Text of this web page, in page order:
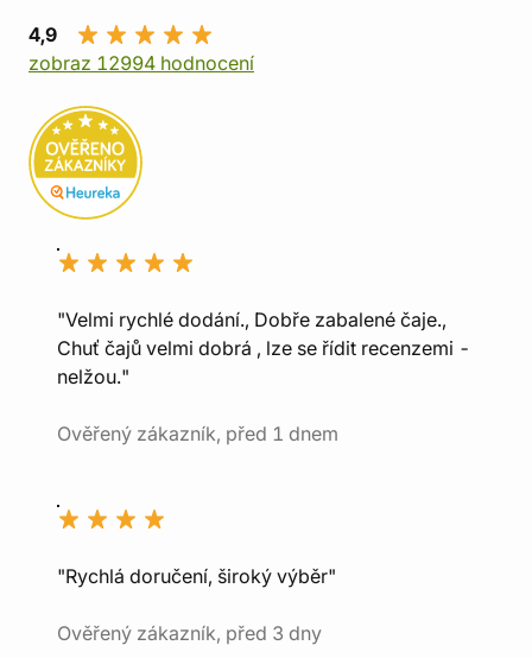
4,9
zobraz 12994 hodnocení
"Velmi rychlé dodání., Dobře zabalené čaje.,
Chuť čajů velmi dobrá , lze se řídit recenzemi -
nelžou."
Ověřený zákazník, před 1 dnem
"Rychlá doručení, široký výběr"
Ověřený zákazník, před 3 dny